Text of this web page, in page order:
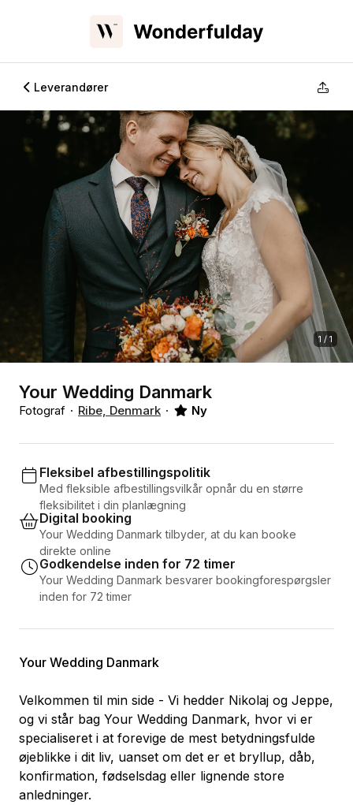
Leverandører
1 / 1
Your Wedding Danmark
Fotograf Ribe, Denmark Ny
Fleksibel afbestillingspolitik
Med fleksible afbestillingsvilkår opnår du en større
fleksibilitet i din planlægning
Digital booking
Your Wedding Danmark tilbyder, at du kan booke
direkte online
Godkendelse inden for 72 timer
Your Wedding Danmark besvarer bookingforespørgsler
inden for 72 timer
Your Wedding Danmark
Velkommen til min side - Vi hedder Nikolaj og Jeppe,
og vi står bag Your Wedding Danmark, hvor vi er
specialiseret i at forevige de mest betydningsfulde
øjeblikke i dit liv, uanset om det er et bryllup, dåb,
konfirmation, fødselsdag eller lignende store
anledninger.